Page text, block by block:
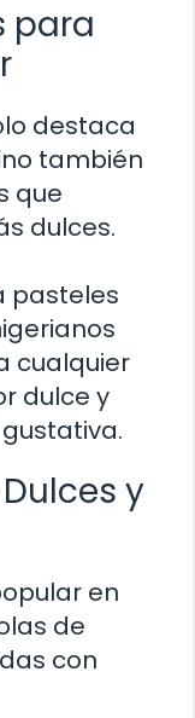
para
destaca
también
que
dulces.
pasteles
cualquier
dulce y
y
en
de
con